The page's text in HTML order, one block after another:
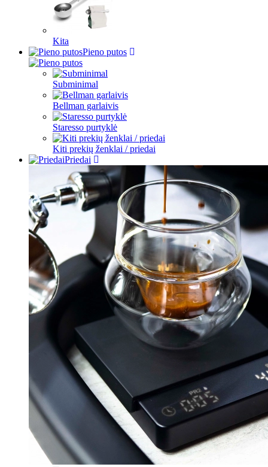
Kita
Pieno putos
Subminimal
Bellman garlaivis
Staresso purtyklė
Kiti prekių ženklai / priedai
Priedai